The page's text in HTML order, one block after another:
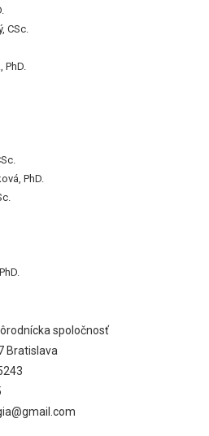
CSc.
PhD.
spoločnosť
Bratislava